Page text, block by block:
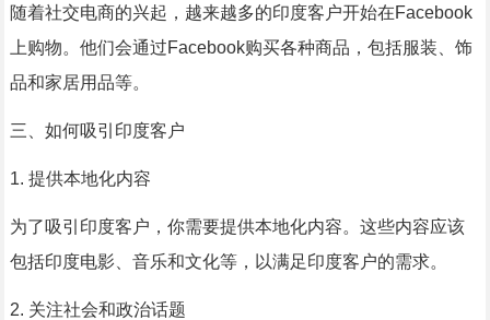
随着社交电商的兴起，越来越多的印度客户开始在Facebook
上购物。他们会通过Facebook购买各种商品，包括服装、饰
品和家居用品等。
三、如何吸引印度客户
1. 提供本地化内容
为了吸引印度客户，你需要提供本地化内容。这些内容应该
包括印度电影、音乐和文化等，以满足印度客户的需求。
2. 关注社会和政治话题